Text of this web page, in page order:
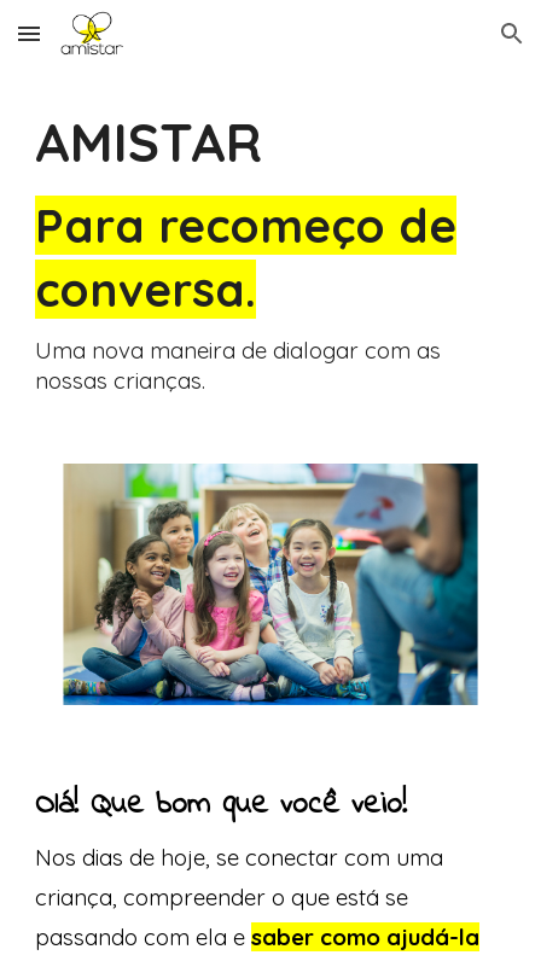
Skip to main content Skip to navigation
AMISTAR
Para recomeço de
conversa.
Uma nova maneira de dialogar com as
nossas crianças.
Olá! Que bom que você veio!
Nos dias de hoje, se conectar com uma
criança, compreender o que está se
passando com ela esaber como ajudá-la